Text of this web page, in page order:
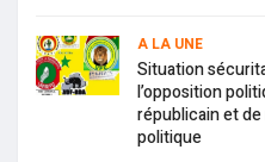
A LA UNE
Situation
l’opposition
républicain et
politique